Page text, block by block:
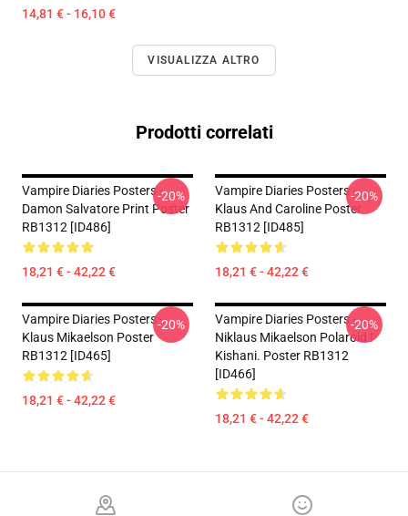
14,81 € - 16,10 €
VISUALIZZA ALTRO
Prodotti correlati
Vampire Diaries Posters -
Damon Salvatore Print Poster
RB1312 [ID486]
18,21 € - 42,22 €
-20%
Vampire Diaries Posters -
Klaus And Caroline Poster
RB1312 [ID485]
18,21 € - 42,22 €
-20%
Vampire Diaries Posters -
Klaus Mikaelson Poster
RB1312 [ID465]
18,21 € - 42,22 €
-20%
Vampire Diaries Posters - ♡
Niklaus Mikaelson Polaroid !
Kishani. Poster RB1312
[ID466]
18,21 € - 42,22 €
-20%